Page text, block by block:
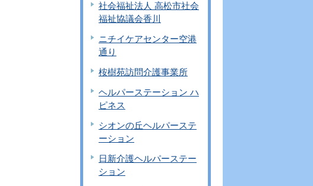
社会福祉法人 高松市社会
福祉協議会香川
ニチイケアセンター空港
通り
桉樹苑訪問介護事業所
ヘルパーステーション ハ
ピネス
シオンの丘ヘルパーステ
ーション
日新介護ヘルパーステー
ション